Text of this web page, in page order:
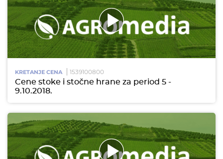
KRETANJE CENA 1539100800
Cene stoke i stočne hrane za period 5 -
9.10.2018.